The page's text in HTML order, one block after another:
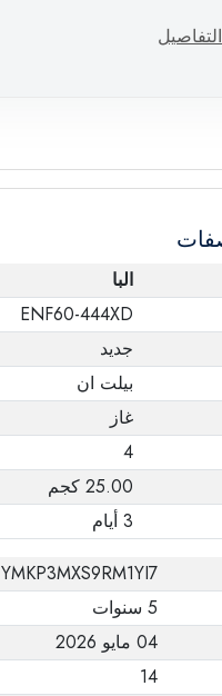
التفاصيل
البا
ENF60-444XD
جديد
بيلت ان
غاز
4
25.00 كجم
3 أيام
YMKP3MXS9RM1YI7
5 سنوات
04 مايو 2026
14